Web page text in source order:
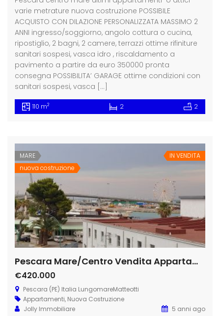
varie metrature nuova costruzione POSSIBILE
ACQUISTO CON DILAZIONE PERSONALIZZATA MASSIMO 2
ANNI ingresso/soggiorno, angolo cottura o cucina,
ripostiglio, 2 bagni, 2 camere, terrazzi ottime rifiniture
sanitari sospesi, vasca idro , riscaldamento a
pavimento a partire da euro 350000 pronta
consegna POSSIBILITA’ GARAGE ottime condizioni con
sanitari sospesi, vasca […]
110 m2 2 2
MARE
nuova costruzione
IN VENDITA
Pescara Mare/Centro Vendita Appartamento – 4 Locali nuovo
€420.000
Pescara (PE) Italia LungomareMatteotti
Appartamenti, Nuova Costruzione
Jolly Immobiliare
5 anni ago